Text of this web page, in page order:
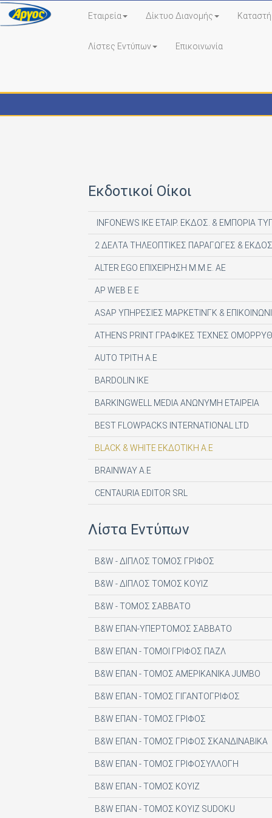
Εταιρεία Δίκτυο Διανομής
Λίστες Εντύπων Επικοινωνία
Εκδοτικοί Οίκοι
INFONEWS ΙΚΕ ΕΤΑΙΡ. ΕΚΔΟΣ. & ΕΜΠΟΡΙΑ
2 ΔΕΛΤΑ ΤΗΛΕΟΠΤΙΚΕΣ ΠΑΡΑΓΩΓΕΣ &
ALTER EGO ΕΠΙΧΕΙΡΗΣΗ Μ.Μ.Ε. ΑΕ
AP WEB Ε Ε
ASAP ΥΠΗΡΕΣΙΕΣ ΜΑΡΚΕΤΙΝΓΚ &
ATHENS PRINT ΓΡΑΦΙΚΕΣ ΤΕΧΝΕΣ
AUTO ΤΡΙΤΗ Α.Ε
BARDOLIN ΙΚΕ
BARKINGWELL MEDIA ΑΝΩΝΥΜΗ ΕΤΑΙΡΕΙΑ
BEST FLOWPACKS INTERNATIONAL LTD
BLACK & WHITE ΕΚΔΟΤΙΚΗ Α.Ε
BRAINWAY A.E
CENTAURIA EDITOR SRL
DIGITAL CONTENT S.A.
DIGITAL MEDIA EPTA LTD ΥΠΟΚΑΤΑΣΤΗΜΑ
DOCUMENTO MEDIA ΜΟΝΟΠΡΟΣΩΠΗ ΙΚΕ
EK ARCHITECTURAL PUBLICATIONS LTD
EMSE EDAPP
ETHOS MEDIA Α.Ε
EXPANSION CONSULTING SOLUTIONS ΕΠΕ
FINANCIAL MARTKETS VOICE AEE
FORWARD MEDIA ΙΚΕ
FULL MEDIA Ε Ε
FUTURE ASSET ΜΟΝ. ΙΚΕ
GREEN BOX ΕΚΔΟΤΙΚΗ Α.Ε
Λίστα Εντύπων
B&W - ΔΙΠΛΟΣ ΤΟΜΟΣ ΓΡΙΦΟΣ
B&W - ΔΙΠΛΟΣ ΤΟΜΟΣ ΚΟΥΙΖ
B&W - ΤΟΜΟΣ ΣΑΒΒΑΤΟ
B&W ΕΠΑΝ-ΥΠΕΡΤΟΜΟΣ ΣΑΒΒΑΤΟ
B&W ΕΠΑΝ - ΤΟΜΟΙ ΓΡΙΦΟΣ ΠΑΖΛ
B&W ΕΠΑΝ - ΤΟΜΟΣ ΑΜΕΡΙΚΑΝΙΚΑ JUMBO
B&W ΕΠΑΝ - ΤΟΜΟΣ ΓΙΓΑΝΤΟΓΡΙΦΟΣ
B&W ΕΠΑΝ - ΤΟΜΟΣ ΓΡΙΦΟΣ
B&W ΕΠΑΝ - ΤΟΜΟΣ ΓΡΙΦΟΣ ΣΚΑΝΔΙΝΑΒΙΚΑ
B&W ΕΠΑΝ - ΤΟΜΟΣ ΓΡΙΦΟΣΥΛΛΟΓΗ
B&W ΕΠΑΝ - ΤΟΜΟΣ ΚΟΥΙΖ
B&W ΕΠΑΝ - ΤΟΜΟΣ ΚΟΥΙΖ SUDOKU